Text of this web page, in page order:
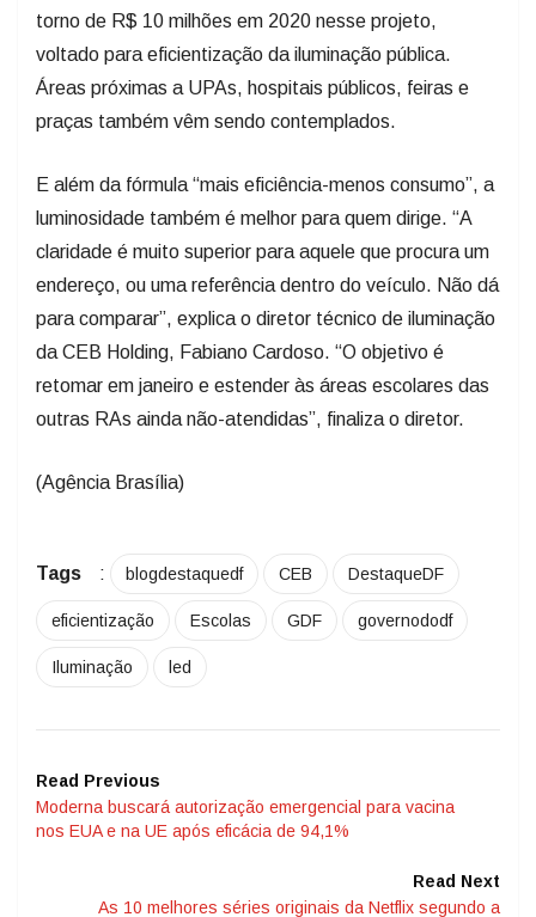
torno de R$ 10 milhões em 2020 nesse projeto,
voltado para eficientização da iluminação pública.
Áreas próximas a UPAs, hospitais públicos, feiras e
praças também vêm sendo contemplados.
E além da fórmula “mais eficiência-menos consumo”, a
luminosidade também é melhor para quem dirige. “A
claridade é muito superior para aquele que procura um
endereço, ou uma referência dentro do veículo. Não dá
para comparar”, explica o diretor técnico de iluminação
da CEB Holding, Fabiano Cardoso. “O objetivo é
retomar em janeiro e estender às áreas escolares das
outras RAs ainda não-atendidas”, finaliza o diretor.
(Agência Brasília)
Tags : blogdestaquedf CEB DestaqueDF
eficientização Escolas GDF governododf
Iluminação led
Read Previous
Moderna buscará autorização emergencial para vacina
nos EUA e na UE após eficácia de 94,1%
Read Next
As 10 melhores séries originais da Netflix segundo a